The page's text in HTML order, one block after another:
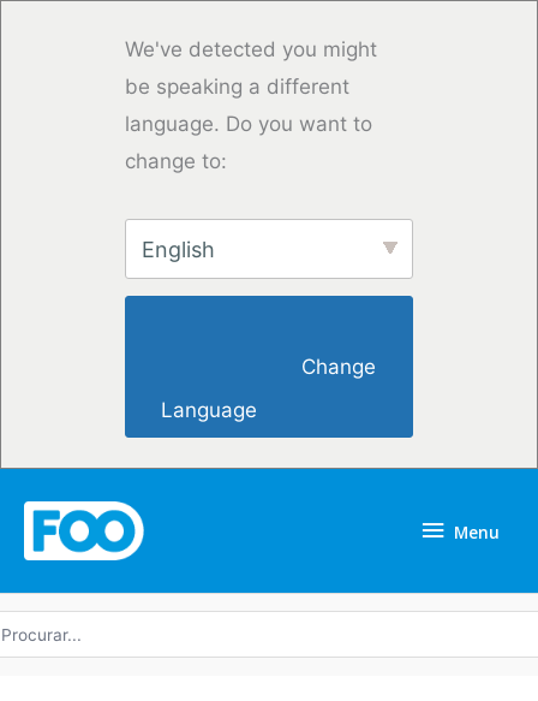
We've detected you might
be speaking a different
language. Do you want to
change to:
English
Language
Menu